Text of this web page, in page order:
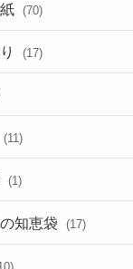
(70)
(17)
(11)
(1)
知恵袋 (17)